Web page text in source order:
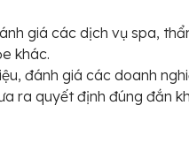
giá các dịch vụ spa,
khác.
đánh giá các doanh
ra quyết định đúng đắn